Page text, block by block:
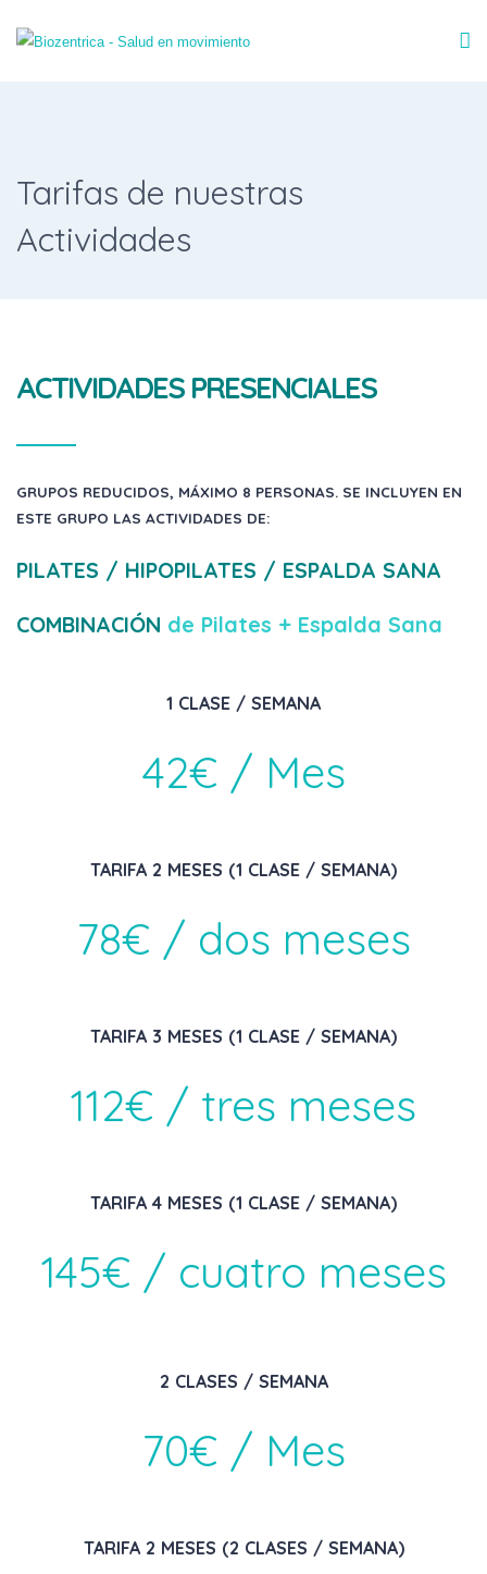
Tarifas de nuestras
Actividades
ACTIVIDADES PRESENCIALES
GRUPOS REDUCIDOS, MÁXIMO 8 PERSONAS. SE INCLUYEN EN
ESTE GRUPO LAS ACTIVIDADES DE:
PILATES / HIPOPILATES / ESPALDA SANA
COMBINACIÓN de Pilates + Espalda Sana
1 CLASE / SEMANA
42€ / Mes
TARIFA 2 MESES (1 CLASE / SEMANA)
78€ / dos meses
TARIFA 3 MESES (1 CLASE / SEMANA)
112€ / tres meses
TARIFA 4 MESES (1 CLASE / SEMANA)
145€ / cuatro meses
2 CLASES / SEMANA
70€ / Mes
TARIFA 2 MESES (2 CLASES / SEMANA)